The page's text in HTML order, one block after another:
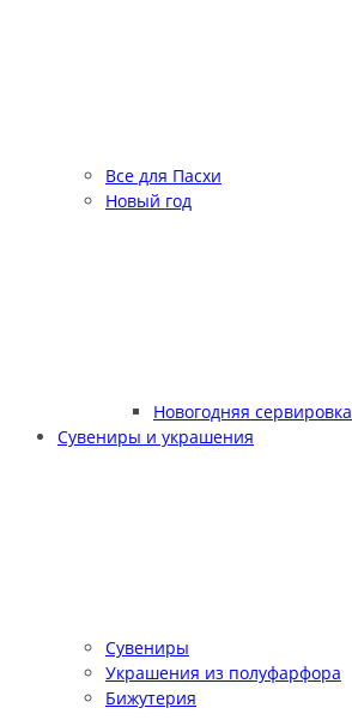
Все для Пасхи
Новый год
Новогодняя сервировка
Сувениры и украшения
Сувениры
Украшения из полуфарфора
Бижутерия